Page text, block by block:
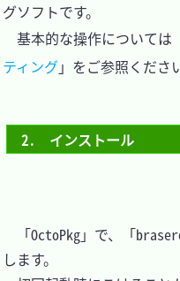
グソフトです。
基本的な操作については
ティング」をご参照くださ
2.　インストール
「OctoPkg」で、「
します。